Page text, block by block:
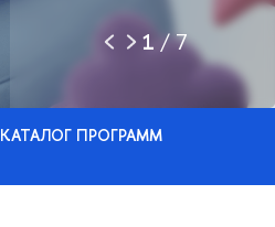
1 /7
КАТАЛОГ ПРОГРАММ